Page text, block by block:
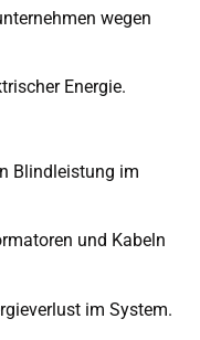
wegen
Energie.
Blindleistung im
und Kabeln
im System.